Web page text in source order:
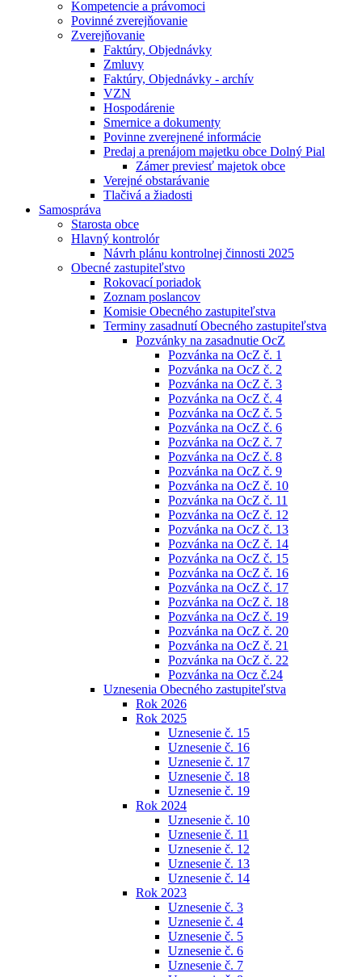
Kompetencie a právomoci
Povinné zverejňovanie
Zverejňovanie
Faktúry, Objednávky
Zmluvy
Faktúry, Objednávky - archív
VZN
Hospodárenie
Smernice a dokumenty
Povinne zverejnené informácie
Predaj a prenájom majetku obce Dolný Pial
Zámer previesť majetok obce
Verejné obstarávanie
Tlačivá a žiadosti
Samospráva
Starosta obce
Hlavný kontrolór
Návrh plánu kontrolnej činnosti 2025
Obecné zastupiteľstvo
Rokovací poriadok
Zoznam poslancov
Komisie Obecného zastupiteľstva
Terminy zasadnutí Obecného zastupiteľstva
Pozvánky na zasadnutie OcZ
Pozvánka na OcZ č. 1
Pozvánka na OcZ č. 2
Pozvánka na OcZ č. 3
Pozvánka na OcZ č. 4
Pozvánka na OcZ č. 5
Pozvánka na OcZ č. 6
Pozvánka na OcZ č. 7
Pozvánka na OcZ č. 8
Pozvánka na OcZ č. 9
Pozvánka na OcZ č. 10
Pozvánka na OcZ č. 11
Pozvánka na OcZ č. 12
Pozvánka na OcZ č. 13
Pozvánka na OcZ č. 14
Pozvánka na OcZ č. 15
Pozvánka na OcZ č. 16
Pozvánka na OcZ č. 17
Pozvánka na OcZ č. 18
Pozvánka na OcZ č. 19
Pozvánka na OcZ č. 20
Pozvánka na OcZ č. 21
Pozvánka na OcZ č. 22
Pozvánka na Ocz č.24
Uznesenia Obecného zastupiteľstva
Rok 2026
Rok 2025
Uznesenie č. 15
Uznesenie č. 16
Uznesenie č. 17
Uznesenie č. 18
Uznesenie č. 19
Rok 2024
Uznesenie č. 10
Uznesenie č. 11
Uznesenie č. 12
Uznesenie č. 13
Uznesenie č. 14
Rok 2023
Uznesenie č. 3
Uznesenie č. 4
Uznesenie č. 5
Uznesenie č. 6
Uznesenie č. 7